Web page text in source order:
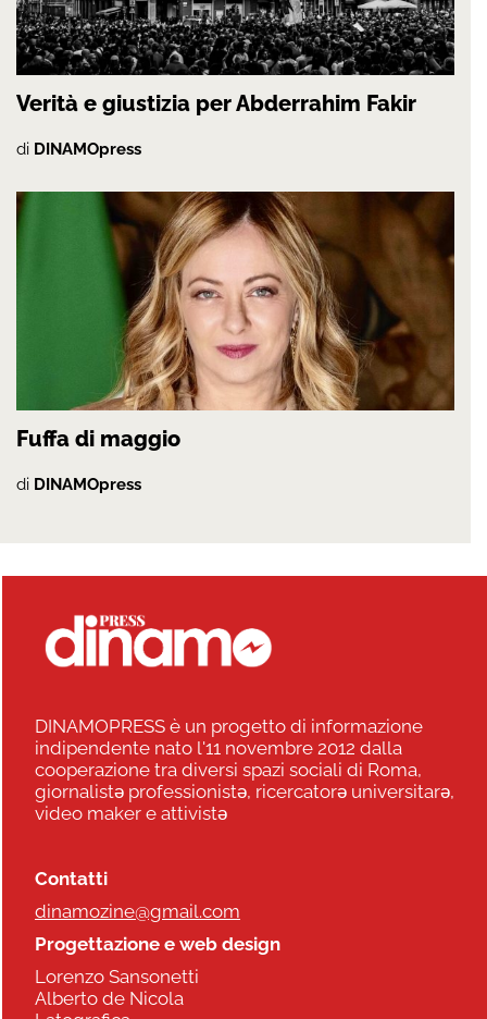
Verità e giustizia per Abderrahim Fakir
di DINAMOpress
Fuffa di maggio
di DINAMOpress
DINAMOPRESS è un progetto di informazione
indipendente nato l'11 novembre 2012 dalla
cooperazione tra diversi spazi sociali di Roma,
giornalistə professionistə, ricercatorə universitarə,
video maker e attivistə
Contatti
dinamozine@gmail.com
Progettazione e web design
Lorenzo Sansonetti
Alberto de Nicola